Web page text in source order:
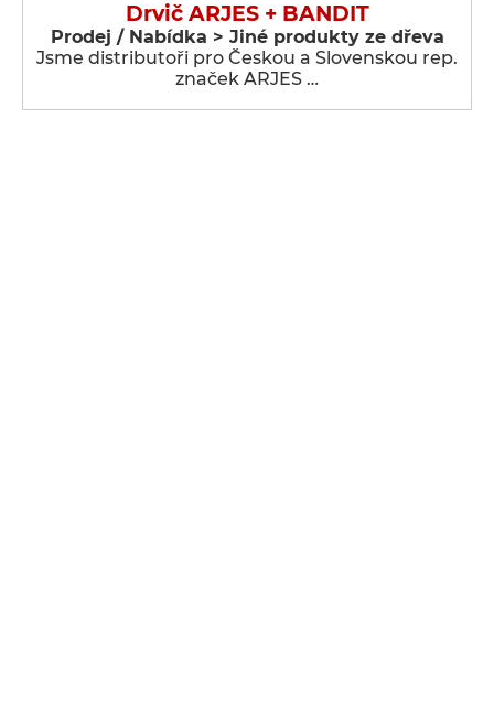
Drvič ARJES + BANDIT
Prodej / Nabídka > Jiné produkty ze dřeva
Jsme distributoři pro Českou a Slovenskou rep.
značek ARJES …